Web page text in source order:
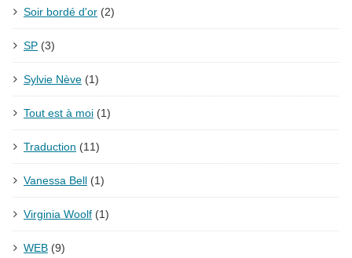
Soir bordé d'or (2)
SP (3)
Sylvie Nève (1)
Tout est à moi (1)
Traduction (11)
Vanessa Bell (1)
Virginia Woolf (1)
WEB (9)